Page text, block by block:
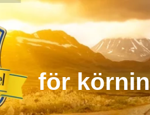
för körnin